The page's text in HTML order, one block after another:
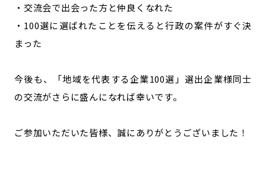
・交流会で出会った方と仲良くなれた
・100選に選ばれたことを伝えると行政の案件がすぐ決
まった
今後も、「地域を代表する企業100選」選出企業様同士
の交流がさらに盛んになれば幸いです。
ご参加いただいた皆様、誠にありがとうございました！